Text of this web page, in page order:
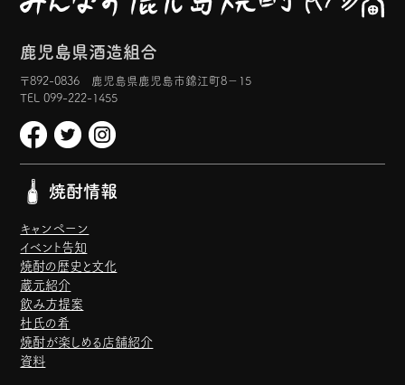
鹿児島県酒造組合
〒892-0836 鹿児島県鹿児島市錦江町8−15
TEL 099-222-1455
焼酎情報
キャンペーン
イベント告知
焼酎の歴史と文化
蔵元紹介
飲み方提案
杜氏の肴
焼酎が楽しめる店舗紹介
資料